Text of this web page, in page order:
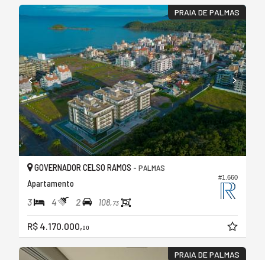
PRAIA DE PALMAS
#1.660
GOVERNADOR CELSO RAMOS - PALMAS
Apartamento
3 4 2 108,73
R$ 4.170.000,00
PRAIA DE PALMAS